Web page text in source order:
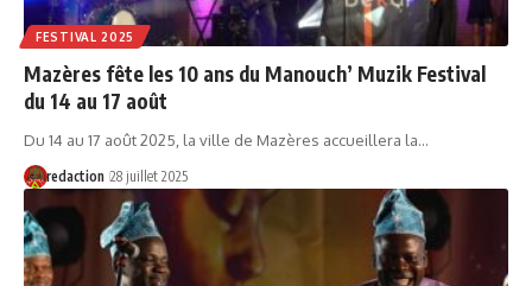
FESTIVAL 2025
Mazères fête les 10 ans du Manouch’ Muzik Festival
du 14 au 17 août
Du 14 au 17 août 2025, la ville de Mazères accueillera la…
redaction 28 juillet 2025